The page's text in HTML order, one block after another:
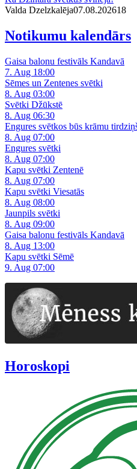
Valda Dzelzkalēja07.08.202618
Notikumu kalendārs
Gaisa balonu festivāls Kandavā
7. Aug 18:00
Sēmes un Zentenes svētki
8. Aug 03:00
Svētki Džūkstē
8. Aug 06:30
Engures svētkos būs krāmu
8. Aug 07:00
Engures svētki
8. Aug 07:00
Kapu svētki Zentenē
8. Aug 07:00
Kapu svētki Viesatās
8. Aug 08:00
Jaunpils svētki
8. Aug 09:00
Gaisa balonu festivāls Kandavā
8. Aug 13:00
Kapu svētki Sēmē
9. Aug 07:00
Horoskopi